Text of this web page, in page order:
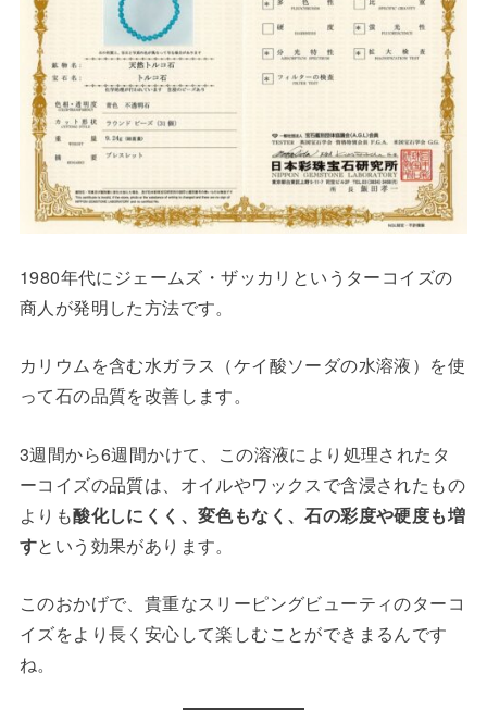
1980年代にジェームズ・ザッカリというターコイズの
商人が発明した方法です。
カリウムを含む水ガラス（ケイ酸ソーダの水溶液）を使
って石の品質を改善します。
3週間から6週間かけて、この溶液により処理されたタ
ーコイズの品質は、オイルやワックスで含浸されたもの
よりも酸化しにくく、変色もなく、石の彩度や硬度も増
すという効果があります。
このおかげで、貴重なスリーピングビューティのターコ
イズをより長く安心して楽しむことができまるんです
ね。